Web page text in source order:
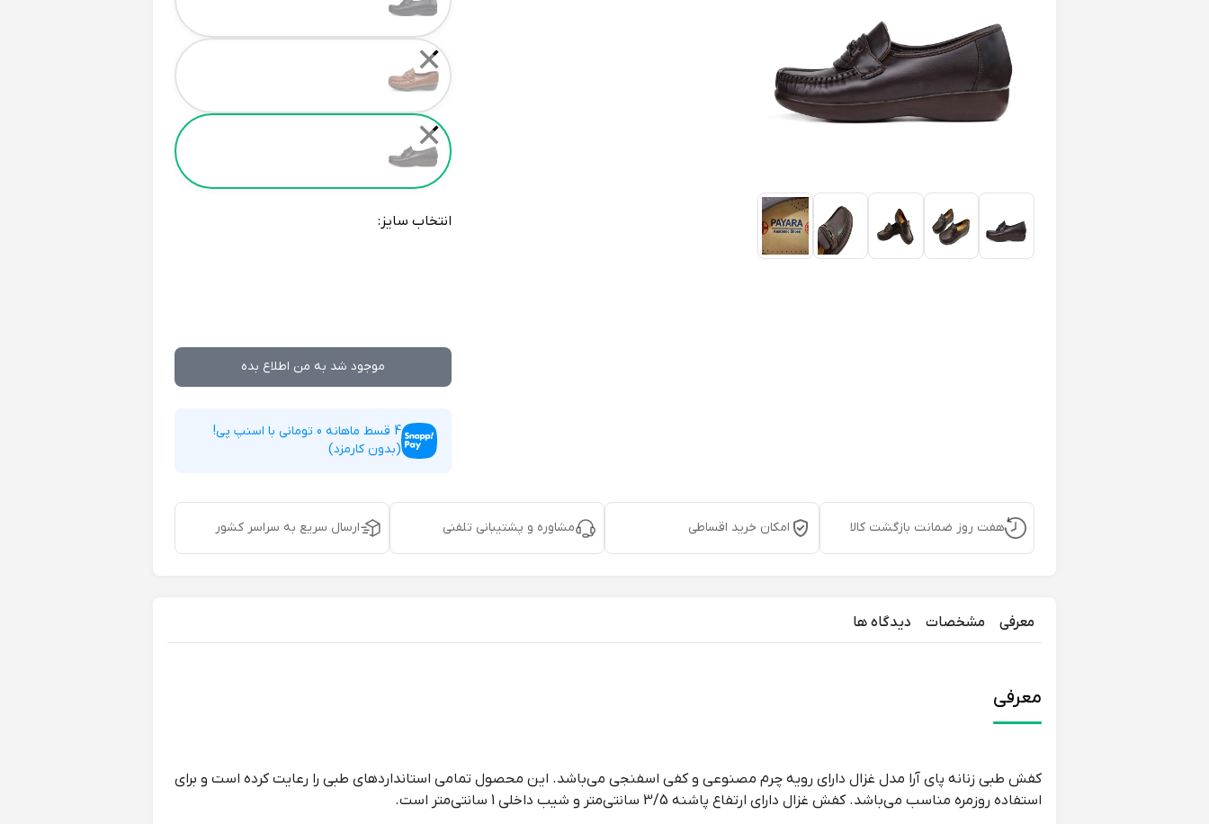
✕
✕
انتخاب سایز:
موجود شد به من اطلاع بده
4 قسط ماهانه 0 تومانی با اسنپ پی!
(بدون کارمزد)
هفت روز ضمانت بازگشت کالا امکان خرید اقساطی مشاوره و پشتیبانی تلفنی ارسال سریع به سراسر کشور
معرفی مشخصات دیدگاه ها
معرفی
کفش طبی زنانه پای آرا مدل غزال دارای رویه چرم مصنوعی و کفی اسفنجی می‌باشد. این محصول تمامی استانداردهای طبی را رعایت کرده است و برای
استفاده روزمره مناسب می‌باشد. کفش غزال دارای ارتفاع پاشنه 3/5 سانتی‌متر و شیب داخلی 1 سانتی‌متر است.